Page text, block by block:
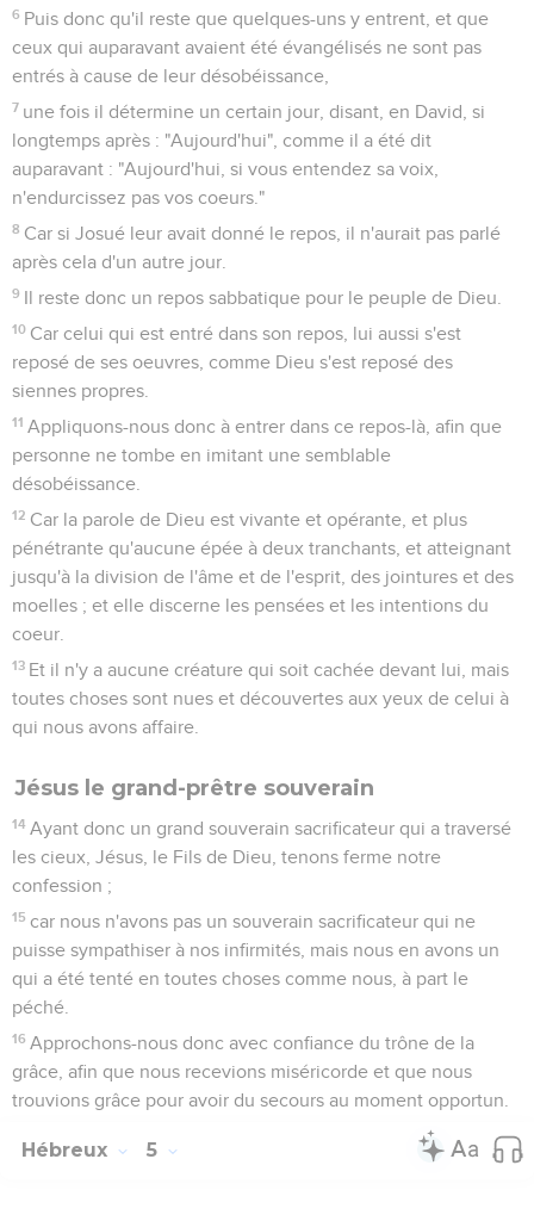
6 Puis donc qu'il reste que quelques-uns y entrent, et que
ceux qui auparavant avaient été évangélisés ne sont pas
entrés à cause de leur désobéissance,
7 une fois il détermine un certain jour, disant, en David, si
longtemps après : "Aujourd'hui", comme il a été dit
auparavant : "Aujourd'hui, si vous entendez sa voix,
n'endurcissez pas vos coeurs."
8 Car si Josué leur avait donné le repos, il n'aurait pas parlé
après cela d'un autre jour.
9 Il reste donc un repos sabbatique pour le peuple de Dieu.
10 Car celui qui est entré dans son repos, lui aussi s'est
reposé de ses oeuvres, comme Dieu s'est reposé des
siennes propres.
11 Appliquons-nous donc à entrer dans ce repos-là, afin que
personne ne tombe en imitant une semblable
désobéissance.
12 Car la parole de Dieu est vivante et opérante, et plus
pénétrante qu'aucune épée à deux tranchants, et atteignant
jusqu'à la division de l'âme et de l'esprit, des jointures et des
moelles ; et elle discerne les pensées et les intentions du
coeur.
13 Et il n'y a aucune créature qui soit cachée devant lui, mais
toutes choses sont nues et découvertes aux yeux de celui à
qui nous avons affaire.
Jésus le grand-prêtre souverain
14 Ayant donc un grand souverain sacrificateur qui a traversé
les cieux, Jésus, le Fils de Dieu, tenons ferme notre
confession ;
15 car nous n'avons pas un souverain sacrificateur qui ne
puisse sympathiser à nos infirmités, mais nous en avons un
qui a été tenté en toutes choses comme nous, à part le
péché.
16 Approchons-nous donc avec confiance du trône de la
grâce, afin que nous recevions miséricorde et que nous
trouvions grâce pour avoir du secours au moment opportun.
Hébreux 5